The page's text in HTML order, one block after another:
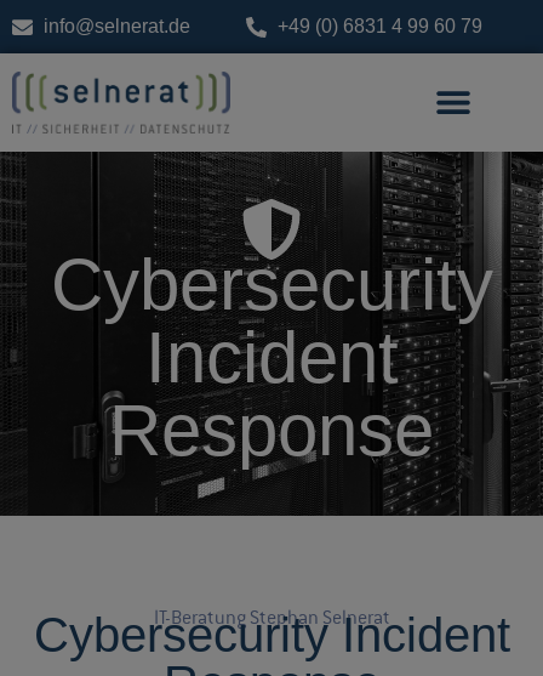
info@selnerat.de +49 (0) 6831 4 99 60 79
Cybersecurity
Incident
Response
IT-Beratung Stephan Selnerat
Cybersecurity Incident